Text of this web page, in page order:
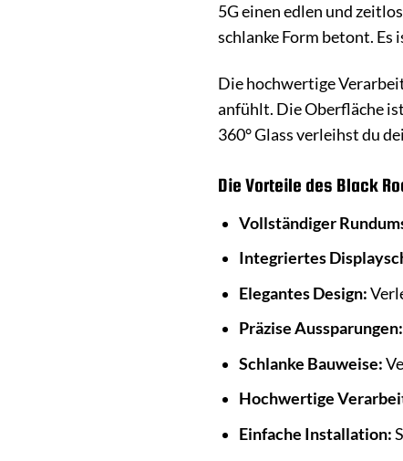
5G einen edlen und
schlanke Form betont. Es
Die hochwertige
anfühlt. Die Oberfläche
360° Glass verleihst du
Die Vorteile des Black
Vollständiger
Integriertes
Elegantes Design:
Präzise Aussparungen:
Schlanke Bauweise:
Hochwertige
Einfache Installation: